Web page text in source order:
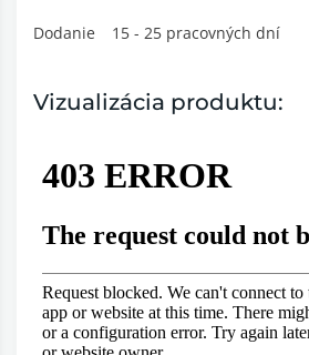
Dodanie 15 - 25 pracovných dní
Vizualizácia produktu: